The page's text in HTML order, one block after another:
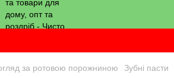
за ротовою порожниною Зубні пасти